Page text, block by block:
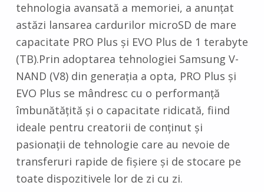
tehnologia avansată a memoriei, a anunțat
astăzi lansarea cardurilor microSD de mare
capacitate PRO Plus și EVO Plus de 1 terabyte
(TB).Prin adoptarea tehnologiei Samsung V-
NAND (V8) din generația a opta, PRO Plus și
EVO Plus se mândresc cu o performanță
îmbunătățită și o capacitate ridicată, fiind
ideale pentru creatorii de conținut și
pasionații de tehnologie care au nevoie de
transferuri rapide de fișiere și de stocare pe
toate dispozitivele lor de zi cu zi.